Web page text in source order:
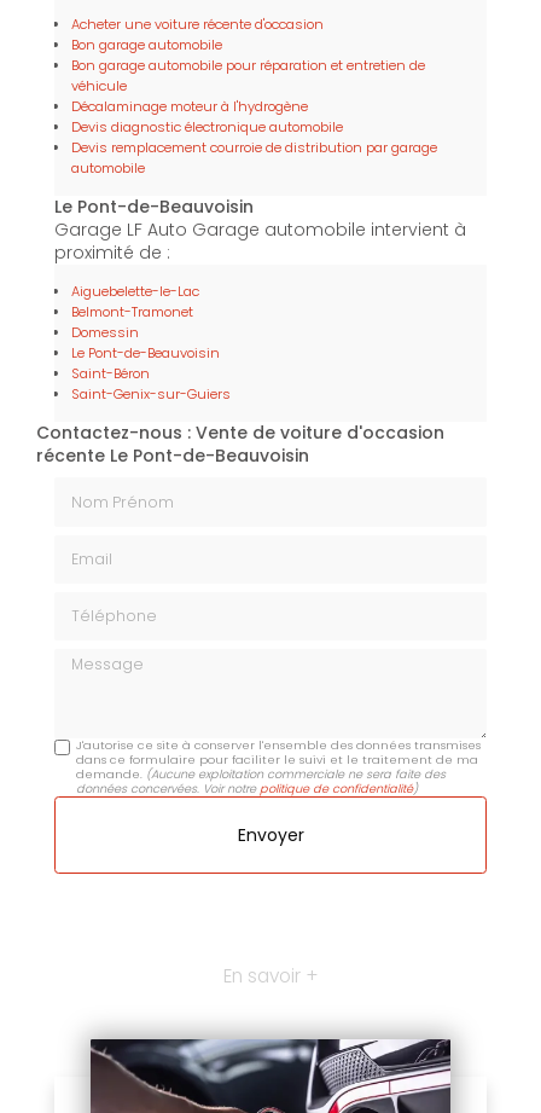
Acheter une voiture récente d'occasion
Bon garage automobile
Bon garage automobile pour réparation et entretien de
véhicule
Décalaminage moteur à l'hydrogène
Devis diagnostic électronique automobile
Devis remplacement courroie de distribution par garage
automobile
Le Pont-de-Beauvoisin
Garage LF Auto Garage automobile intervient à
proximité de :
Aiguebelette-le-Lac
Belmont-Tramonet
Domessin
Le Pont-de-Beauvoisin
Saint-Béron
Saint-Genix-sur-Guiers
Contactez-nous : Vente de voiture d'occasion
récente Le Pont-de-Beauvoisin
Message
J'autorise ce site à conserver l'ensemble des données transmises
dans ce formulaire pour faciliter le suivi et le traitement de ma
demande. (Aucune exploitation commerciale ne sera faite des
données concervées. Voir notrepolitique de confidentialité)
En savoir +